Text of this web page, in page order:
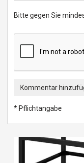
Bitte gegen Sie
Kommentar
* Pflichtangabe